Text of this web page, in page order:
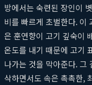
방에서는 숙련된 장인이
비를 빠르게 초벌한다. 이
은 훈연향이 고기 깊숙이
온도를 내기 때문에 고기
나가는 것을 막아준다. 그
삭하면서도 속은 촉촉한,